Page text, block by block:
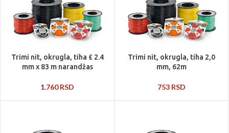
Trimi nit, okrugla, tiha £ 2.4
mm x 83 m narandžas
1.760RSD
Trimi nit, okrugla, tiha 2,0
mm, 62m
753 RSD